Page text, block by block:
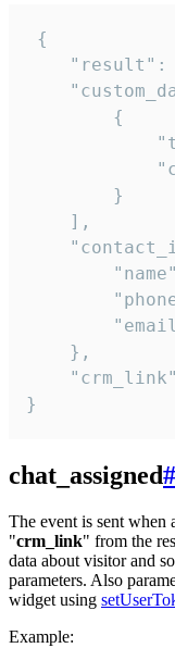
{
"result":
        {
        }
    ],
    },
}
chat_assigned#
The event is sent when
"crm_link" from the
data about visitor and
parameters. Also
widget using
Example: